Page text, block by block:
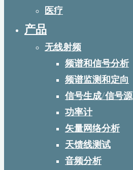
医疗
产品
无线射频
频谱和信号分析
频谱监测和定向
信号生成/信号源
功率计
矢量网络分析
天馈线测试
音频分析